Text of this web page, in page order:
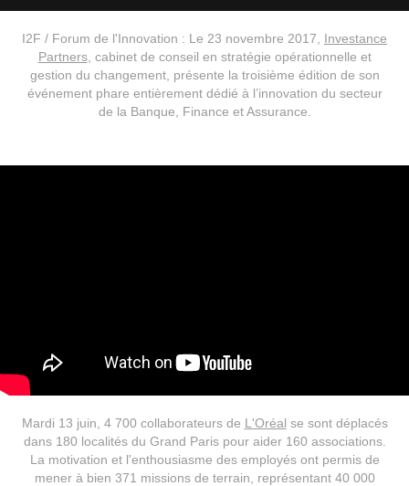
I2F / Forum de l'Innovation : Le 23 novembre 2017, Investance
Partners, cabinet de conseil en stratégie opérationnelle et
gestion du changement, présente la troisième édition de son
événement phare entièrement dédié à l’innovation du secteur
de la Banque, Finance et Assurance.
Mardi 13 juin, 4 700 collaborateurs de L'Oréal se sont déplacés
dans 180 localités du Grand Paris pour aider 160 associations.
La motivation et l'enthousiasme des employés ont permis de
mener à bien 371 missions de terrain, représentant 40 000